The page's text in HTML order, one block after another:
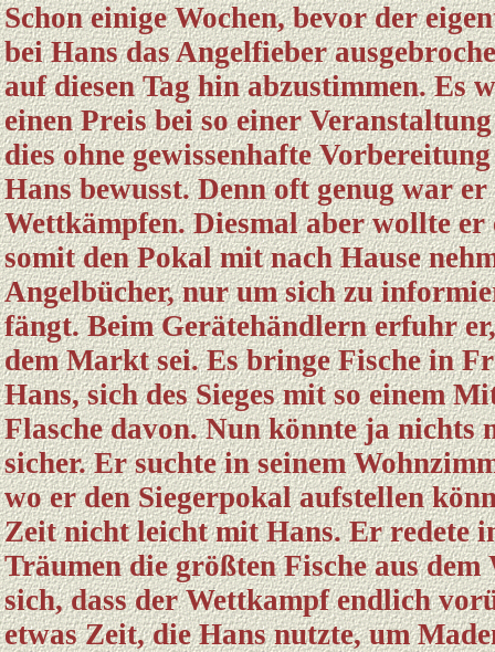
Schon einige Wochen, bevor der
bei Hans das Angelfieber
auf diesen Tag hin abzustimmen. Es
einen Preis bei so einer
dies ohne gewissenhafte
Hans bewusst. Denn oft genug war
Wettkämpfen. Diesmal aber wollte er
somit den Pokal mit nach Hause
Angelbücher, nur um sich zu
fängt. Beim Gerätehändlern erfuhr
dem Markt sei. Es bringe Fische in
Hans, sich des Sieges mit so einem
Flasche davon. Nun könnte ja nichts
sicher. Er suchte in seinem
wo er den Siegerpokal aufstellen
Zeit nicht leicht mit Hans. Er redete
Träumen die größten Fische aus dem
sich, dass der Wettkampf endlich
etwas Zeit, die Hans nutzte, um